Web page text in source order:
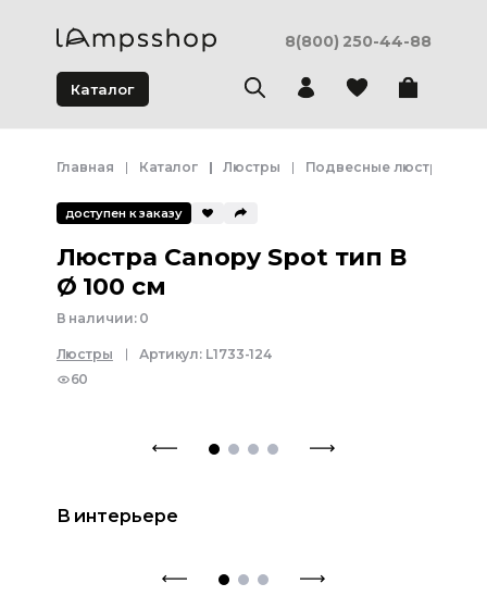
8(800) 250-44-88
Каталог
Главная Каталог Люстры Подвесные люстры
доступен к заказу
Люстра Canopy Spot тип В
Ø 100 см
В наличии: 0
Люстры Артикул: L1733-124
60
В интерьере